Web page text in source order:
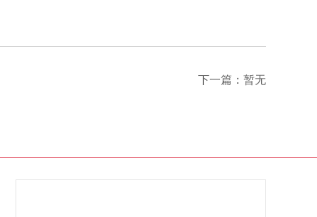
下一篇： 暂无